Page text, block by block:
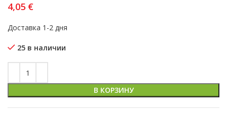
4,05 €
Доставка 1-2 дня
25 в наличии
В КОРЗИНУ